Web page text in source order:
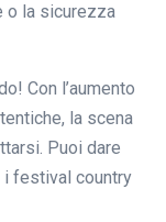
o la sicurezza
Con l’aumento
la scena
Puoi dare
festival country